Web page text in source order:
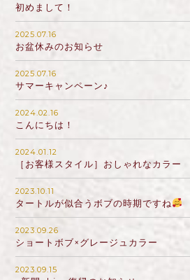
初めまして！
2025.07.16
お盆休みのお知らせ
2025.07.16
サマーキャンペーン♪
2024.02.16
こんにちは！
2024.01.12
［お客様スタイル］おしゃれなカラー
2023.10.11
タートルが似合うボブの時期ですね
2023.09.26
ショートボブ×グレージュカラー
2023.09.15